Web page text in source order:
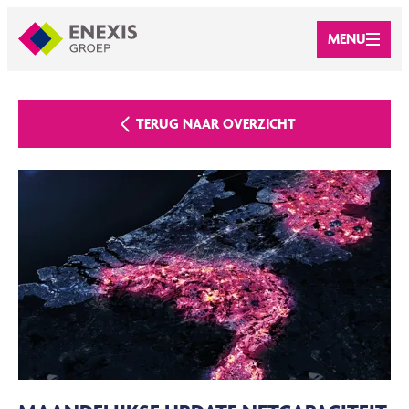
MENU
TERUG NAAR OVERZICHT